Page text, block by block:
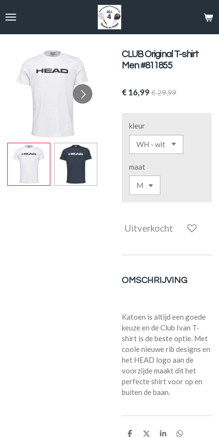
direct
hoofdinhoud
CLUB Original T-shirt
Men #811855
€ 16,99 € 29,99
kleur
maat
Uitverkocht
OMSCHRIJVING
Katoen is altijd een goede
keuze en de Club Ivan T-
shirt is de beste optie. Met
coole nieuwe rib designs en
het HEAD logo aan de
voorzijde maakt dit het
perfecte shirt voor op en
buiten de baan.
D D S D